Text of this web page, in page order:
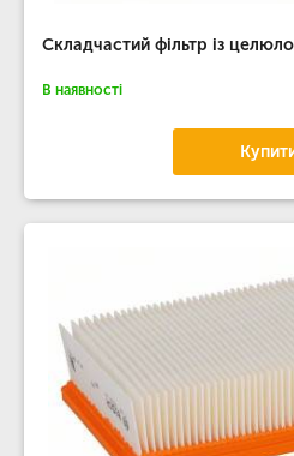
Складчастий фільтр із
В наявності